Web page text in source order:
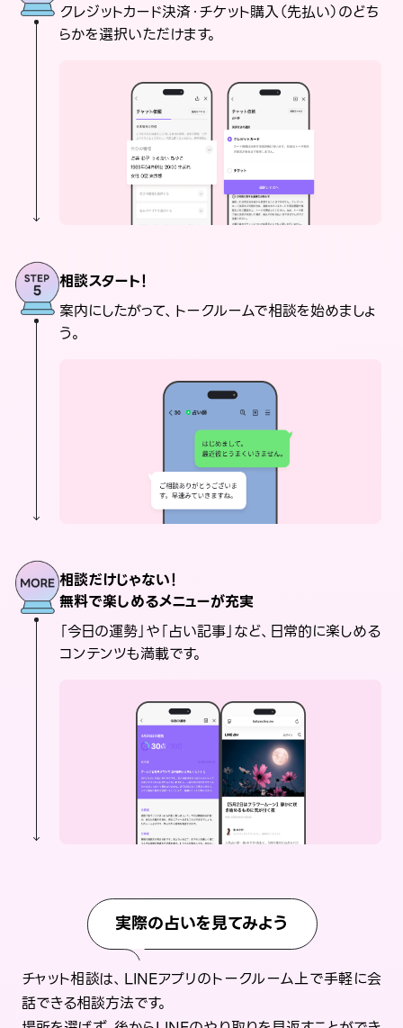
クレジットカード決済・チケット購入（先払い）のどち
らかを選択いただけます。
相談スタート！
案内にしたがって、トークルームで相談を始めましょ
う。
相談だけじゃない！
無料で楽しめるメニューが充実
「今日の運勢」や「占い記事」など、日常的に楽しめる
コンテンツも満載です。
実際の占いを見てみよう
チャット相談は、LINEアプリのトークルーム上で手軽に会
話できる相談方法です。